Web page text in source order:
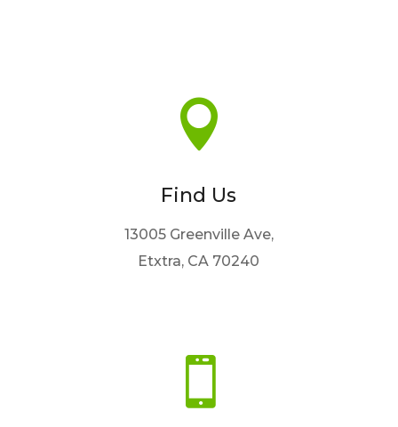

Find Us
13005 Greenville Ave,
Etxtra, CA 70240
